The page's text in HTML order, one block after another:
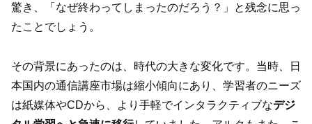
驚き、「なぜ終わってしまったのだろう？」と残念に思っ
たことでしょう。
その背景にあったのは、時代の大きな変化です。当時、日
本国内の通信講座市場は縮小傾向にあり、学習者のニーズ
は紙媒体やCDから、より手軽でインタラクティブなデジ